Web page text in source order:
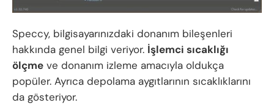
Speccy, bilgisayarınızdaki donanım bileşenleri
hakkında genel bilgi veriyor. İşlemci sıcaklığı
ölçme ve donanım izleme amacıyla oldukça
popüler. Ayrıca depolama aygıtlarının sıcaklıklarını
da gösteriyor.